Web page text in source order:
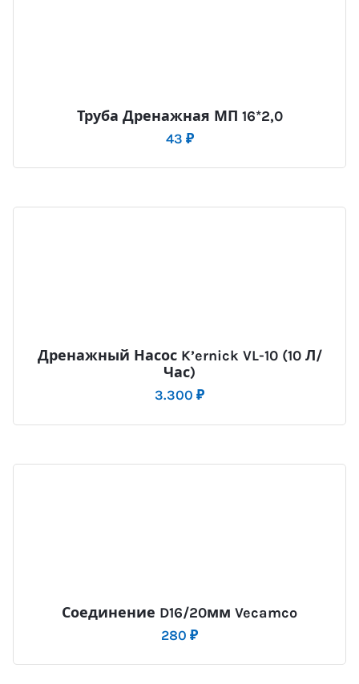
Труба Дренажная МП 16*2,0
43 ₽
Дренажный Насос K’ernick VL-10 (10 Л/
Час)
3.300 ₽
Соединение D16/20мм Vecamco
280 ₽